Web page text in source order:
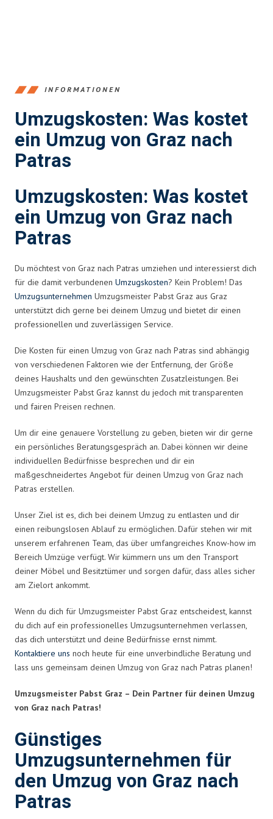
INFORMATIONEN
Umzugskosten: Was kostet
ein Umzug von Graz nach
Patras
Umzugskosten: Was kostet
ein Umzug von Graz nach
Patras
Du möchtest von Graz nach Patras umziehen und interessierst dich
für die damit verbundenen Umzugskosten? Kein Problem! Das
Umzugsunternehmen Umzugsmeister Pabst Graz aus Graz
unterstützt dich gerne bei deinem Umzug und bietet dir einen
professionellen und zuverlässigen Service.
Die Kosten für einen Umzug von Graz nach Patras sind abhängig
von verschiedenen Faktoren wie der Entfernung, der Größe
deines Haushalts und den gewünschten Zusatzleistungen. Bei
Umzugsmeister Pabst Graz kannst du jedoch mit transparenten
und fairen Preisen rechnen.
Um dir eine genauere Vorstellung zu geben, bieten wir dir gerne
ein persönliches Beratungsgespräch an. Dabei können wir deine
individuellen Bedürfnisse besprechen und dir ein
maßgeschneidertes Angebot für deinen Umzug von Graz nach
Patras erstellen.
Unser Ziel ist es, dich bei deinem Umzug zu entlasten und dir
einen reibungslosen Ablauf zu ermöglichen. Dafür stehen wir mit
unserem erfahrenen Team, das über umfangreiches Know-how im
Bereich Umzüge verfügt. Wir kümmern uns um den Transport
deiner Möbel und Besitztümer und sorgen dafür, dass alles sicher
am Zielort ankommt.
Wenn du dich für Umzugsmeister Pabst Graz entscheidest, kannst
du dich auf ein professionelles Umzugsunternehmen verlassen,
das dich unterstützt und deine Bedürfnisse ernst nimmt.
Kontaktiere uns noch heute für eine unverbindliche Beratung und
lass uns gemeinsam deinen Umzug von Graz nach Patras planen!
Umzugsmeister Pabst Graz – Dein Partner für deinen Umzug
von Graz nach Patras!
Günstiges
Umzugsunternehmen für
den Umzug von Graz nach
Patras